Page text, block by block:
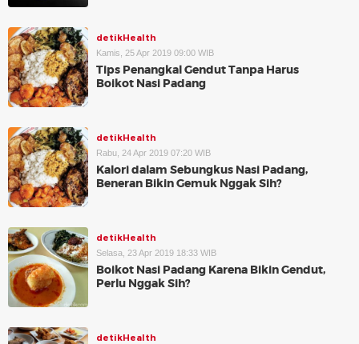
detikHealth
Kamis, 25 Apr 2019 09:00 WIB
Tips Penangkal Gendut Tanpa Harus
Boikot Nasi Padang
detikHealth
Rabu, 24 Apr 2019 07:20 WIB
Kalori dalam Sebungkus Nasi Padang,
Beneran Bikin Gemuk Nggak Sih?
detikHealth
Selasa, 23 Apr 2019 18:33 WIB
Boikot Nasi Padang Karena Bikin Gendut,
Perlu Nggak Sih?
detikHealth